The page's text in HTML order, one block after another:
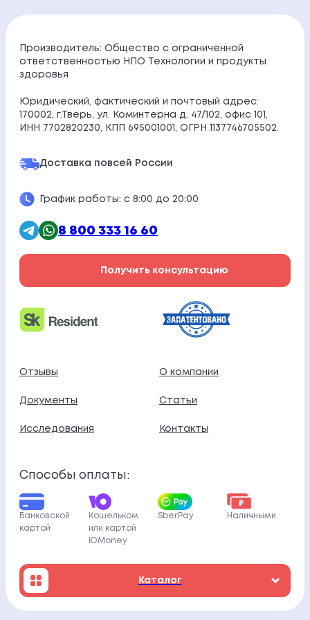
Производитель: Общество с ограниченной
ответственностью НПО Технологии и продукты
здоровья
Юридический, фактический и почтовый адрес:
170002, г.Тверь, ул. Коминтерна д. 47/102, офис 101,
ИНН 7702820230, КПП 695001001, ОГРН 1137746705502.
Доставка повсей России
График работы: с 8:00 до 20:00
8 800 333 16 60
Получить консультацию
Отзывы О компании
Документы Статьи
Исследования Контакты
Способы оплаты:
Банковской
картой
Кошельком
или картой
ЮMoney
SberPay Наличными
Каталог